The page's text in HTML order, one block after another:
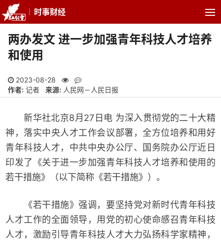
时事财经
两办发文 进一步加强青年科技人才培养
和使用
2023-08-28
作者: 记者 来源: 人民网－人民日报
新华社北京8月27日电 为深入贯彻党的二十大精
神，落实中央人才工作会议部署，全方位培养和用好
青年科技人才，中共中央办公厅、国务院办公厅近日
印发了《关于进一步加强青年科技人才培养和使用的
若干措施》（以下简称《若干措施》）。
《若干措施》强调，要坚持党对新时代青年科技
人才工作的全面领导，用党的初心使命感召青年科技
人才，激励引导青年科技人才大力弘扬科学家精神，